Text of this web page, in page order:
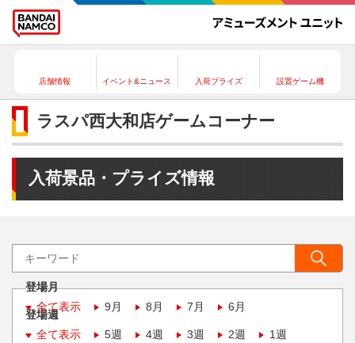
店舗情報 イベント&ニュース 入荷プライズ 設置ゲーム機
ラスパ西大和店ゲームコーナー
入荷景品・プライズ情報
登場月
全て表示
9月 8月 7月 6月
登場週
全て表示
5週 4週 3週 2週 1週